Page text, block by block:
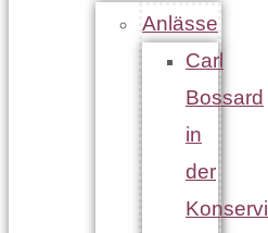
Anlässe
Carl
Bossard
in
der
Konservi